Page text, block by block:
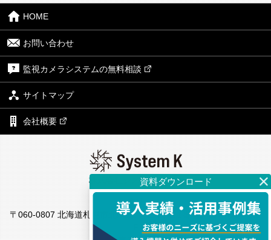
HOME
お問い合わせ
監視カメラシステムの無料相談
サイトマップ
会社概要
株式会社システム・ケイ
本社
〒060-0807 北海道札幌市北区北7条西4丁目1番地2 KDX札幌ビル7